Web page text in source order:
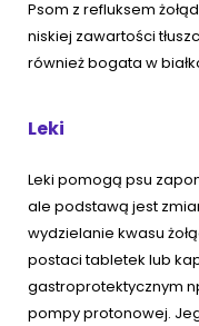
Psom z refluksem
niskiej zawartości
również bogata w
Leki
Leki pomogą psu
ale podstawą jest
wydzielanie kwasu
postaci tabletek lub
gastroprotektycznym
pompy protonowej.